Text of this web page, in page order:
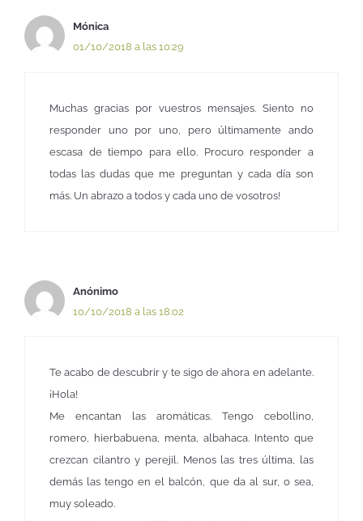
Mónica
01/10/2018 a las 10:29
Muchas gracias por vuestros mensajes. Siento no
responder uno por uno, pero últimamente ando
escasa de tiempo para ello. Procuro responder a
todas las dudas que me preguntan y cada día son
más. Un abrazo a todos y cada uno de vosotros!
Anónimo
10/10/2018 a las 18:02
Te acabo de descubrir y te sigo de ahora en adelante.
¡Hola!
Me encantan las aromáticas. Tengo cebollino,
romero, hierbabuena, menta, albahaca. Intento que
crezcan cilantro y perejil. Menos las tres última, las
demás las tengo en el balcón, que da al sur, o sea,
muy soleado.